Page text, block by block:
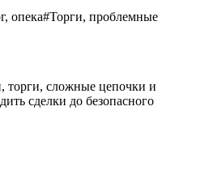
опека#Торги, проблемные
торги, сложные цепочки и
сделки до безопасного